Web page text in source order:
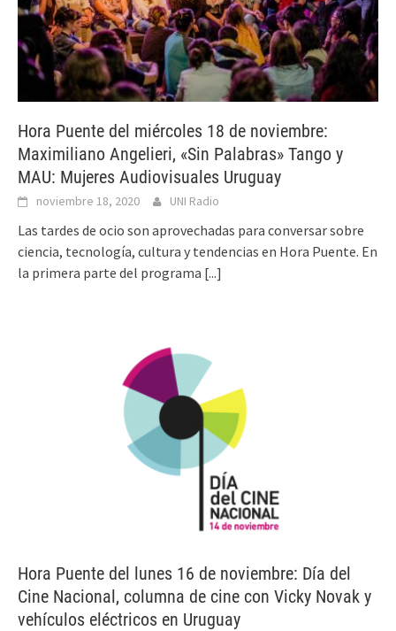
Hora Puente del miércoles 18 de noviembre:
Maximiliano Angelieri, «Sin Palabras» Tango y
MAU: Mujeres Audiovisuales Uruguay
noviembre 18, 2020 UNI Radio
Las tardes de ocio son aprovechadas para conversar sobre
ciencia, tecnología, cultura y tendencias en Hora Puente. En
la primera parte del programa [...]
Hora Puente del lunes 16 de noviembre: Día del
Cine Nacional, columna de cine con Vicky Novak y
vehículos eléctricos en Uruguay